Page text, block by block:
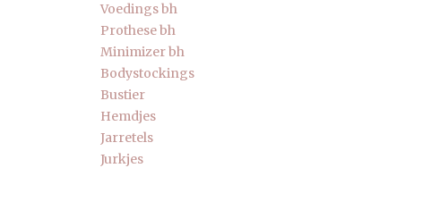
Voedings bh
Prothese bh
Minimizer bh
Bodystockings
Bustier
Hemdjes
Jarretels
Jurkjes